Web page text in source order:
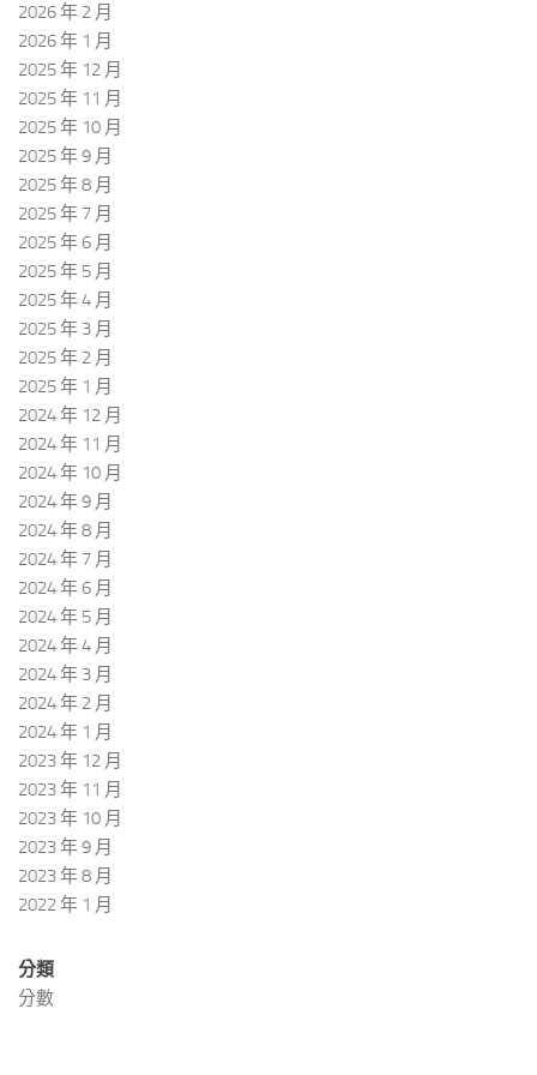
2026 年 2 月
2026 年 1 月
2025 年 12 月
2025 年 11 月
2025 年 10 月
2025 年 9 月
2025 年 8 月
2025 年 7 月
2025 年 6 月
2025 年 5 月
2025 年 4 月
2025 年 3 月
2025 年 2 月
2025 年 1 月
2024 年 12 月
2024 年 11 月
2024 年 10 月
2024 年 9 月
2024 年 8 月
2024 年 7 月
2024 年 6 月
2024 年 5 月
2024 年 4 月
2024 年 3 月
2024 年 2 月
2024 年 1 月
2023 年 12 月
2023 年 11 月
2023 年 10 月
2023 年 9 月
2023 年 8 月
2022 年 1 月
分類
分數